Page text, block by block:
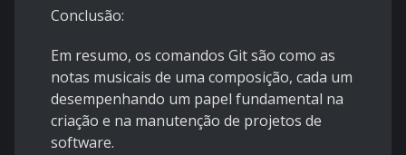
Conclusão:
Em resumo, os comandos Git são como as
notas musicais de uma composição, cada um
desempenhando um papel fundamental na
criação e na manutenção de projetos de
software.